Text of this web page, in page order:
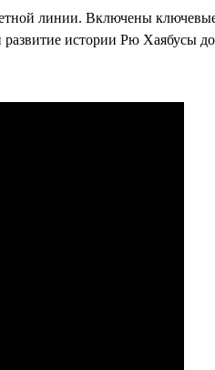
линии. Включены
истории Рю Хаябусы